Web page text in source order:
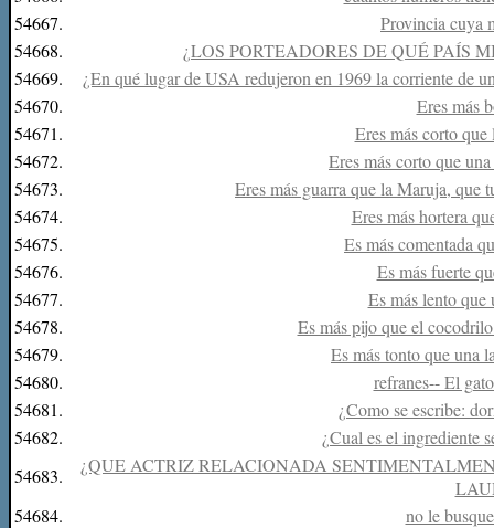
54667.
Provincia cuya
54668.
¿LOS PORTEADORES DE QUÉ PAÍS
54669.
¿En qué lugar de USA redujeron en 1969 la corriente de
54670.
Eres más
54671.
Eres más corto que
54672.
Eres más corto que
54673.
Eres más guarra que la Maruja, que
54674.
Eres más hortera
54675.
Es más comentada
54676.
Es más fuerte
54677.
Es más lento que
54678.
Es más pijo que el
54679.
Es más tonto que una
54680.
refranes-- El
54681.
¿Como se escribe:
54682.
¿Cual es el ingrediente
54683.
¿QUE ACTRIZ RELACIONADA
54684.
no le